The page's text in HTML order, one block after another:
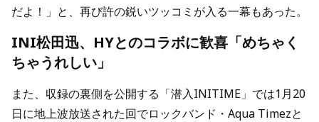
だよ！」と、再び許の鋭いツッコミが入る一幕もあった。
INI松田迅、HYとのコラボに歓喜「めちゃく
ちゃうれしい」
また、収録の裏側を公開する「潜入INITIME」では1月20
日に地上波放送された回でロックバンド・Aqua Timezと